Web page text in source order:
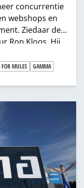
concurrentie
webshops en
Ziedaar de
Ron Kloos. Hij
de positie van
organisatie de
naar
commerce-
FOR MULES
GAMMA